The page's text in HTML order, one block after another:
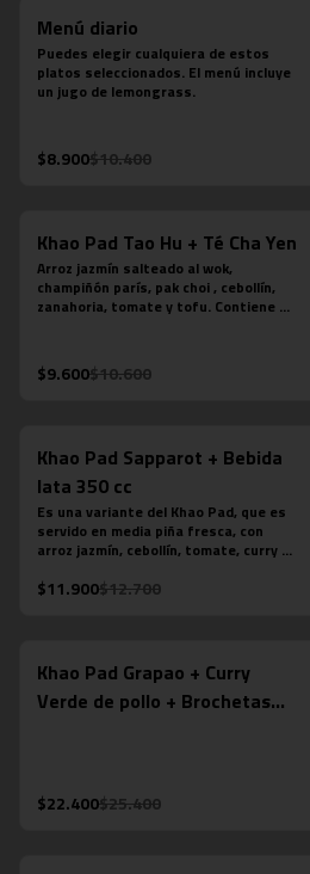
Menú diario
Puedes elegir cualquiera de estos
platos seleccionados. El menú incluye
un jugo de lemongrass.
$8.900$10.400
Khao Pad Tao Hu + Té Cha Yen
Arroz jazmín salteado al wok,
champiñón parís, pak choi , cebollín,
zanahoria, tomate y tofu. Contiene
tailandés.
$9.600$10.600
Khao Pad Sapparot + Bebida
lata 350 cc
Es una variante del Khao Pad, que es
servido en media piña fresca, con
arroz jazmín, cebollín, tomate, curry
levemente picante. Más bebida en lata
$11.900$12.700
Khao Pad Grapao + Curry
Verde de pollo + Brochetas
$22.400$25.400